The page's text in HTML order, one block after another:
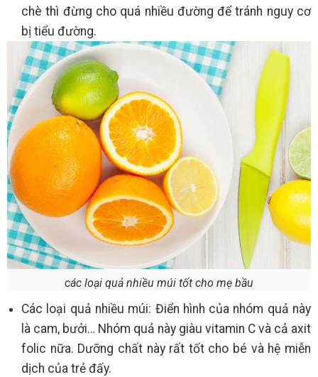
chè thì đừng cho quá nhiều đường để tránh nguy cơ
bị tiểu đường.
các loại quả nhiều múi tốt cho mẹ bầu
Các loại quả nhiều múi: Điển hình của nhóm quả này
là cam, bưởi… Nhóm quả này giàu vitamin C và cả axit
folic nữa. Dưỡng chất này rất tốt cho bé và hệ miễn
dịch của trẻ đấy.